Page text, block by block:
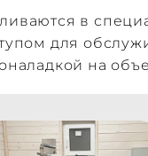
в
для
на